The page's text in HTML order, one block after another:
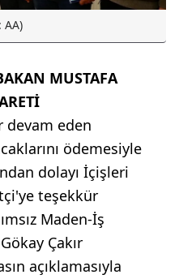
AA)
MUSTAFA
devam eden
ödemesiyle
dolayı İçişleri
teşekkür
Maden-İş
Çakır
açıklamasıyla